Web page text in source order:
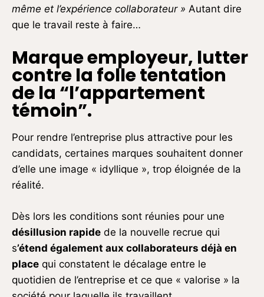
même et l’expérience collaborateur » Autant dire
que le travail reste à faire…
Marque employeur, lutter
contre la folle tentation
de la “l’appartement
témoin”.
Pour rendre l’entreprise plus attractive pour les
candidats, certaines marques souhaitent donner
d’elle une image « idyllique », trop éloignée de la
réalité.
Dès lors les conditions sont réunies pour une
désillusion rapide de la nouvelle recrue qui
s’étend également aux collaborateurs déjà en
place qui constatent le décalage entre le
quotidien de l’entreprise et ce que « valorise » la